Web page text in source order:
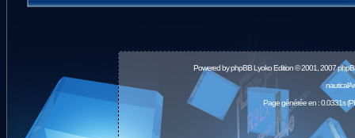
Powered byphpBBLyoko Edition © 2001, 2007
Page générée en : 0.0331s